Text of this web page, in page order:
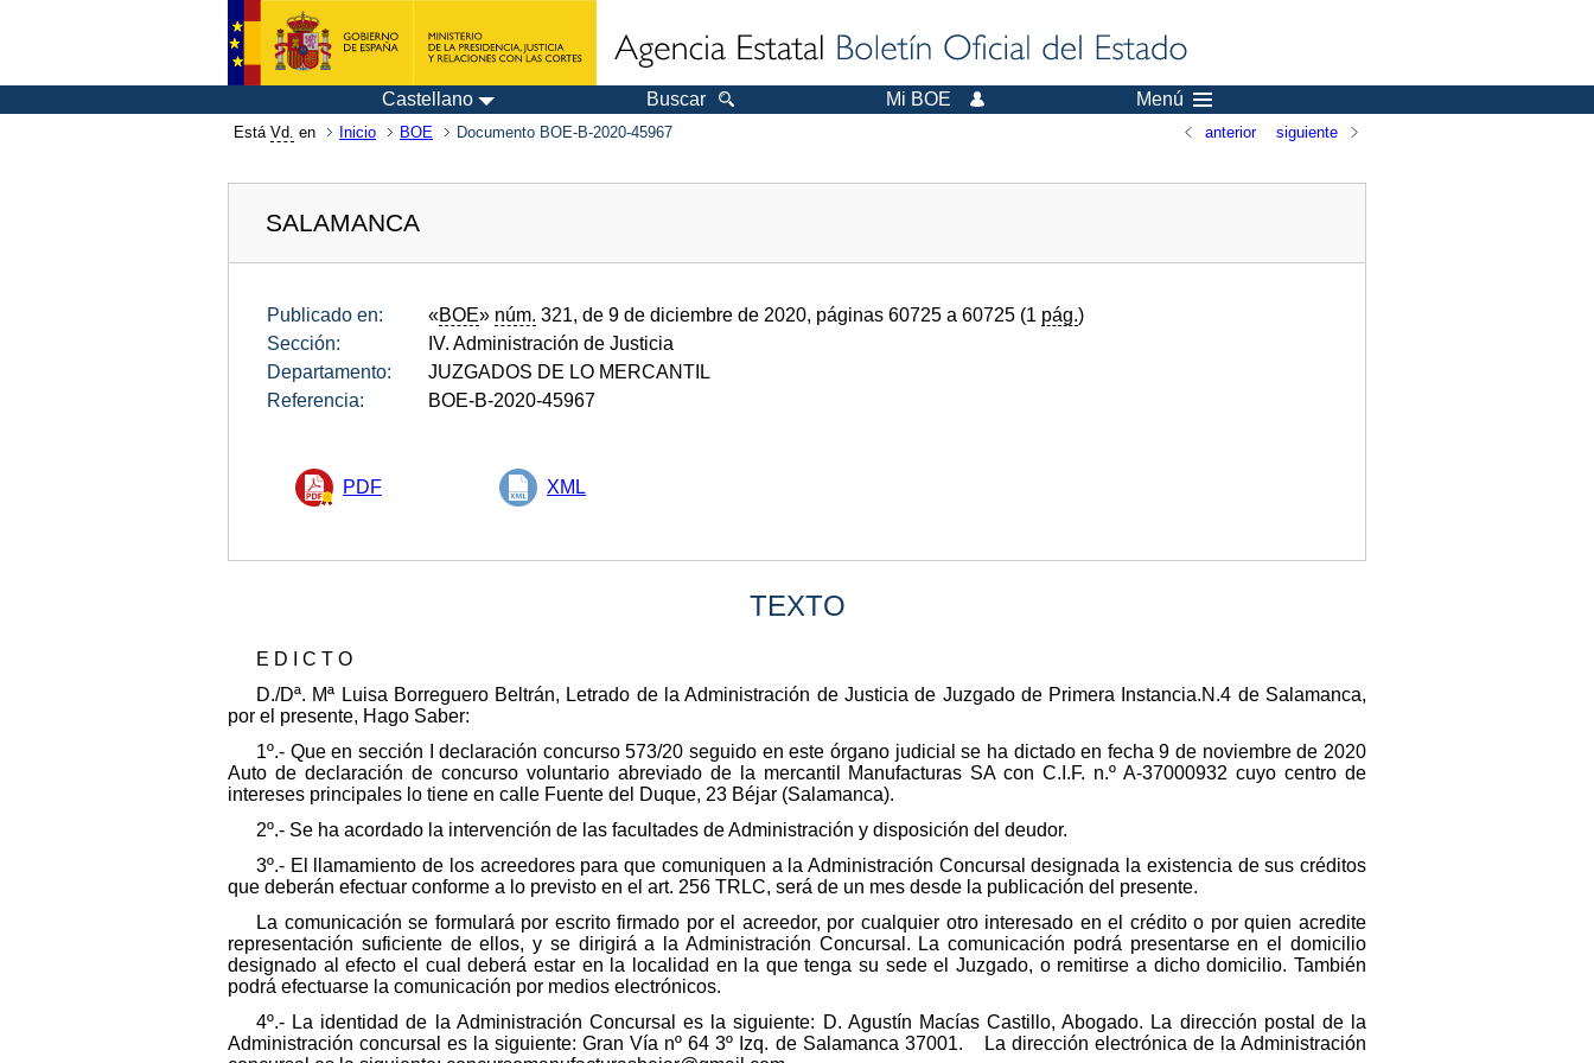
Castellano Buscar Mi BOE Menú
Está Vd. en Inicio BOE Documento BOE-B-2020-45967 anterior siguiente
SALAMANCA
Publicado en: «BOE» núm. 321, de 9 de diciembre de 2020, páginas 60725 a 60725 (1 pág.)
Sección:
IV. Administración de Justicia
Departamento:
JUZGADOS DE LO MERCANTIL
Referencia:
BOE-B-2020-45967
PDF XML
TEXTO
E D I C T O
D./Dª. Mª Luisa Borreguero Beltrán, Letrado de la Administración de Justicia de Juzgado de Primera Instancia.N.4 de Salamanca,
por el presente, Hago Saber:
1º.- Que en sección I declaración concurso 573/20 seguido en este órgano judicial se ha dictado en fecha 9 de noviembre de 2020
Auto de declaración de concurso voluntario abreviado de la mercantil Manufacturas SA con C.I.F. n.º A-37000932 cuyo centro de
intereses principales lo tiene en calle Fuente del Duque, 23 Béjar (Salamanca).
2º.- Se ha acordado la intervención de las facultades de Administración y disposición del deudor.
3º.- El llamamiento de los acreedores para que comuniquen a la Administración Concursal designada la existencia de sus créditos
que deberán efectuar conforme a lo previsto en el art. 256 TRLC, será de un mes desde la publicación del presente.
La comunicación se formulará por escrito firmado por el acreedor, por cualquier otro interesado en el crédito o por quien acredite
representación suficiente de ellos, y se dirigirá a la Administración Concursal. La comunicación podrá presentarse en el domicilio
designado al efecto el cual deberá estar en la localidad en la que tenga su sede el Juzgado, o remitirse a dicho domicilio. También
podrá efectuarse la comunicación por medios electrónicos.
4º.- La identidad de la Administración Concursal es la siguiente: D. Agustín Macías Castillo, Abogado. La dirección postal de la
Administración concursal es la siguiente: Gran Vía nº 64 3º Izq. de Salamanca 37001. La dirección electrónica de la Administración